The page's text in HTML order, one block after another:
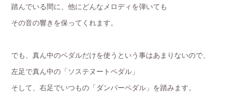
踏んでいる間に、他にどんなメロディを弾いても
その音の響きを保ってくれます。
でも、真ん中のペダルだけを使うという事はあまりないので、
左足で真ん中の「ソステヌートペダル」
そして、右足でいつもの「ダンパーペダル」を踏みます。